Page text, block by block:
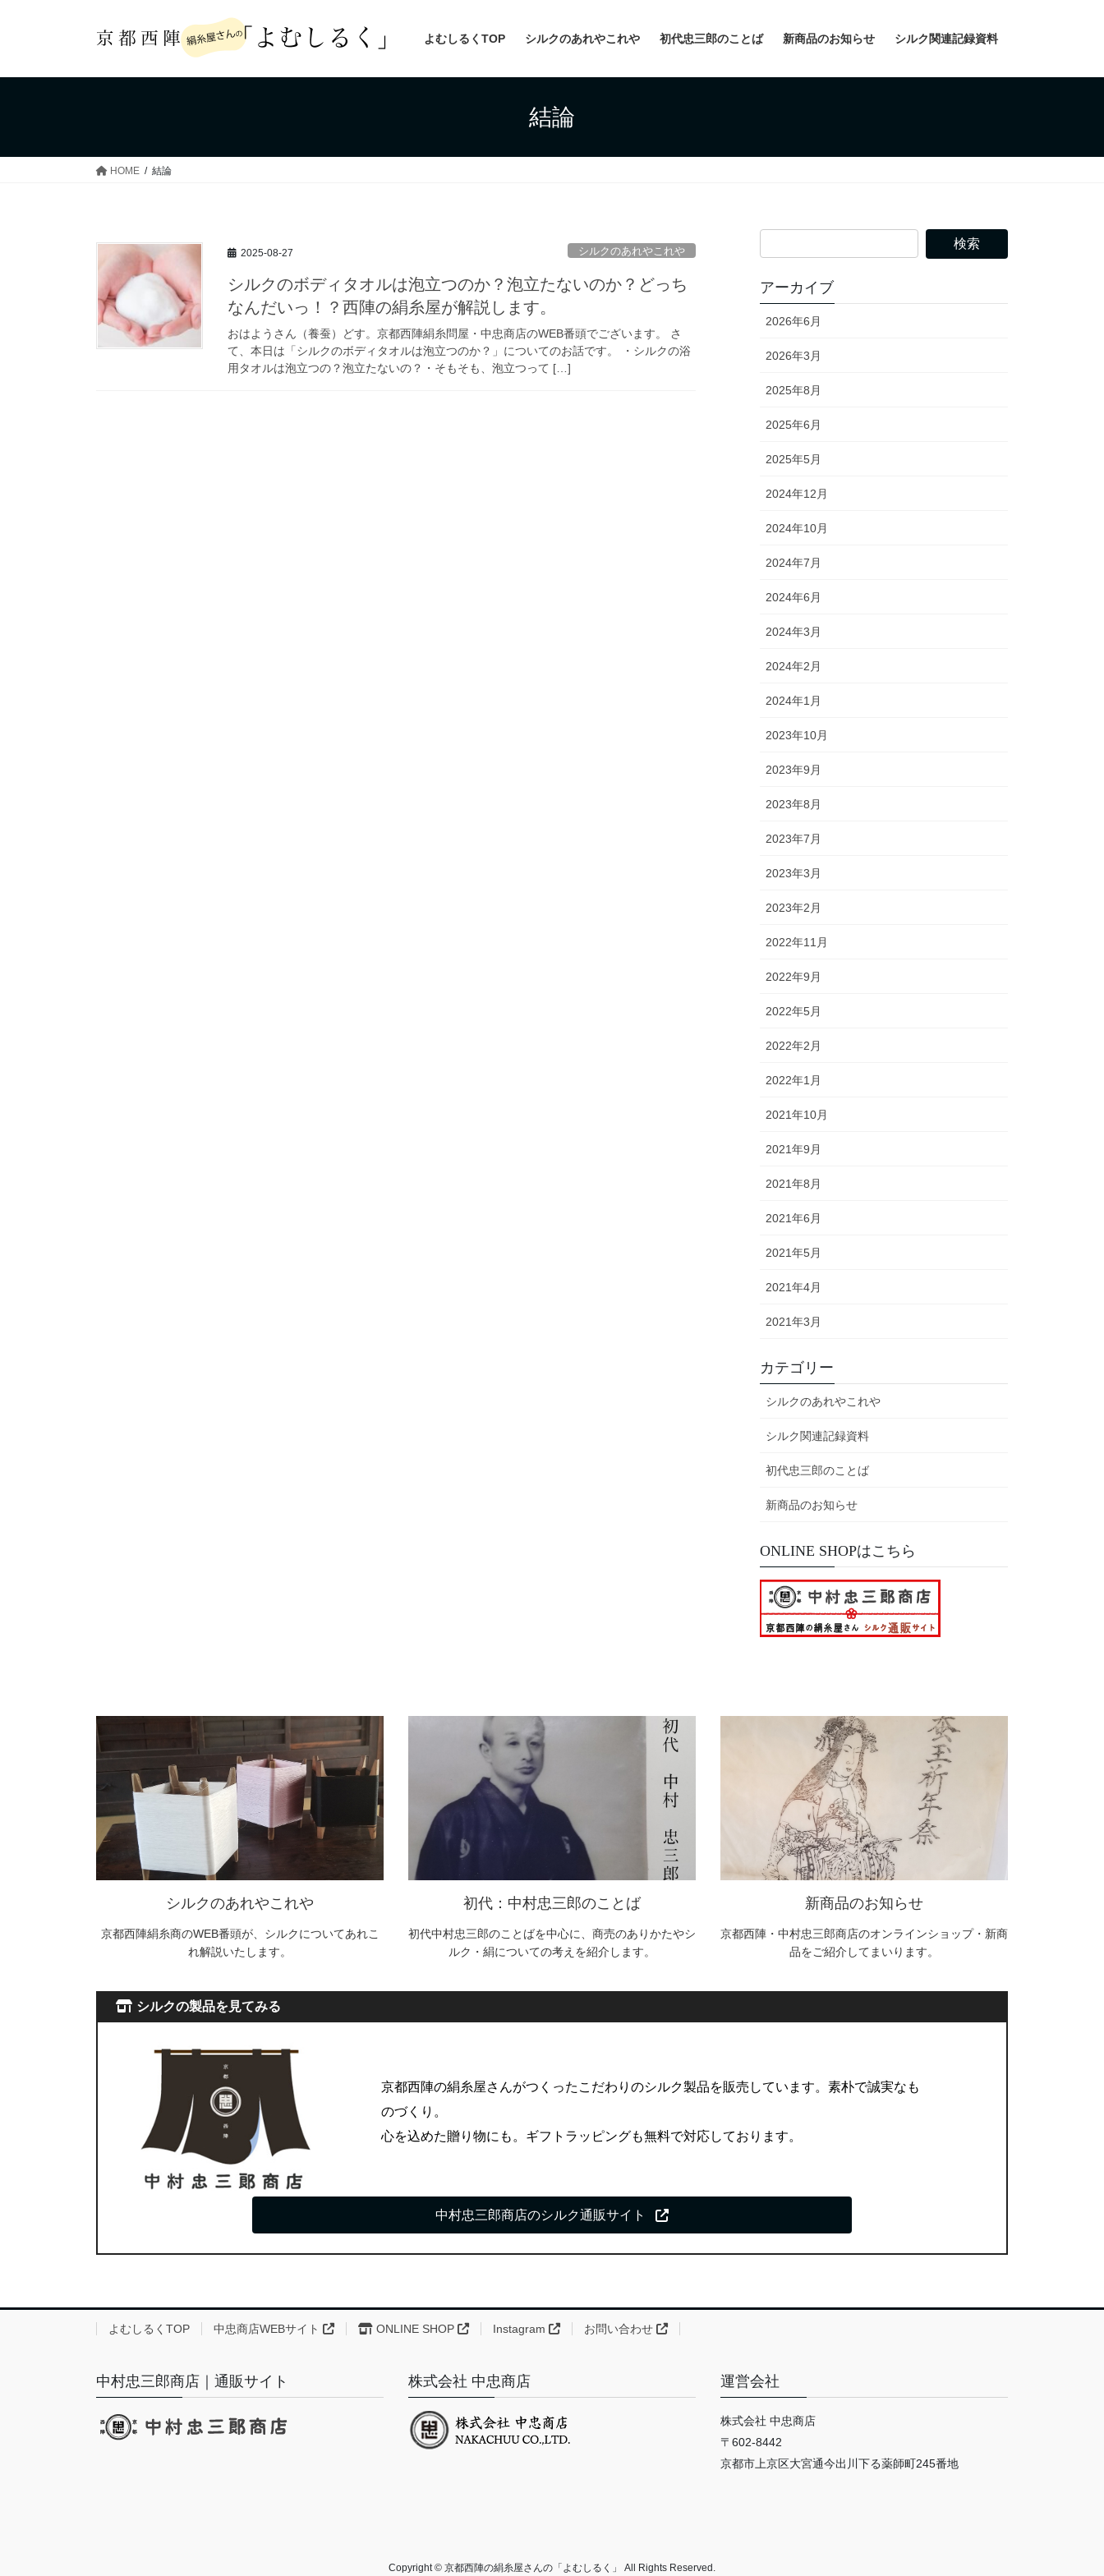
よむしるくTOP シルクのあれやこれや 初代忠三郎のことば 新商品のお知らせ シルク関連記録資料
結論
HOME 結論
2025-08-27 シルクのあれやこれや
シルクのボディタオルは泡立つのか？泡立たないのか？どっち
なんだいっ！？西陣の絹糸屋が解説します。
おはようさん（養蚕）どす。京都西陣絹糸問屋・中忠商店のWEB番頭でございます。 さ
て、本日は「シルクのボディタオルは泡立つのか？」についてのお話です。 ・シルクの浴
用タオルは泡立つの？泡立たないの？・そもそも、泡立つって […]
アーカイブ
2026年6月
2026年3月
2025年8月
2025年6月
2025年5月
2024年12月
2024年10月
2024年7月
2024年6月
2024年3月
2024年2月
2024年1月
2023年10月
2023年9月
2023年8月
2023年7月
2023年3月
2023年2月
2022年11月
2022年9月
2022年5月
2022年2月
2022年1月
2021年10月
2021年9月
2021年8月
2021年6月
2021年5月
2021年4月
2021年3月
カテゴリー
シルクのあれやこれや
シルク関連記録資料
初代忠三郎のことば
新商品のお知らせ
ONLINE SHOPはこちら
シルクのあれやこれや
京都西陣絹糸商のWEB番頭が、シルクについてあれこ
れ解説いたします。
初代：中村忠三郎のことば
初代中村忠三郎のことばを中心に、商売のありかたやシ
ルク・絹についての考えを紹介します。
新商品のお知らせ
京都西陣・中村忠三郎商店のオンラインショップ・新商
品をご紹介してまいります。
シルクの製品を見てみる
京都西陣の絹糸屋さんがつくったこだわりのシルク製品を販売しています。素朴で誠実なも
のづくり。
心を込めた贈り物にも。ギフトラッピングも無料で対応しております。
中村忠三郎商店のシルク通販サイト
よむしるくTOP 中忠商店WEBサイト ONLINE SHOP Instagram お問い合わせ
中村忠三郎商店｜通販サイト 株式会社 中忠商店 運営会社
株式会社 中忠商店
〒602-8442
京都市上京区大宮通今出川下る薬師町245番地
Copyright © 京都西陣の絹糸屋さんの「よむしるく」 All Rights Reserved.